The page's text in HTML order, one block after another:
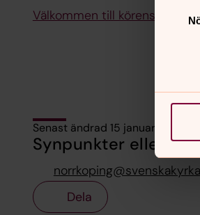
Välkommen till körens egen
Senast ändrad 15 januari 2024
Synpunkter eller
Dela